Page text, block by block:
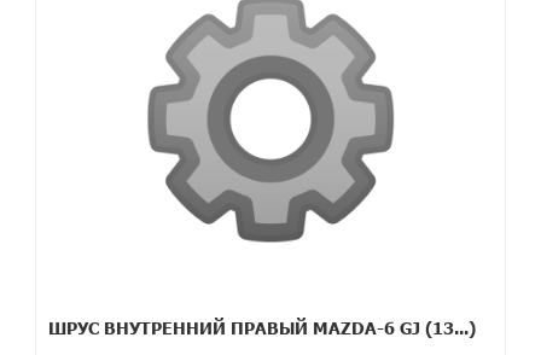
ШРУС ВНУТРЕННИЙ ПРАВЫЙ MAZDA-6 GJ (13...)